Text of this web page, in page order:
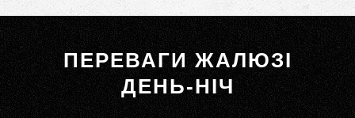
ПЕРЕВАГИ ЖАЛЮЗІ
ДЕНЬ-НІЧ